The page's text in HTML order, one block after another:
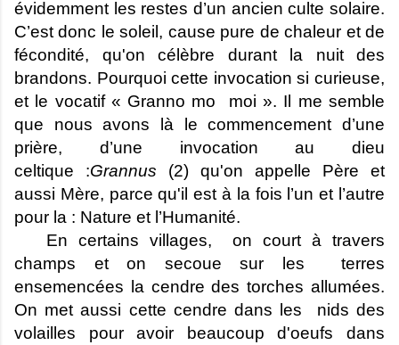
évidemment les restes d’un ancien culte solaire.
C’est donc le soleil, cause pure de chaleur et de
fécondité, qu'on célèbre durant la nuit des
brandons. Pourquoi cette invocation si curieuse,
et le vocatif « Granno mo moi ». Il me semble
que nous avons là le commencement d’une
prière, d’une invocation au dieu
celtique :Grannus (2) qu'on appelle Père et
aussi Mère, parce qu'il est à la fois l’un et l’autre
pour la : Nature et l’Humanité.
En certains villages, on court à travers
champs et on secoue sur les terres
ensemencées la cendre des torches allumées.
On met aussi cette cendre dans les nids des
volailles pour avoir beaucoup d'oeufs dans